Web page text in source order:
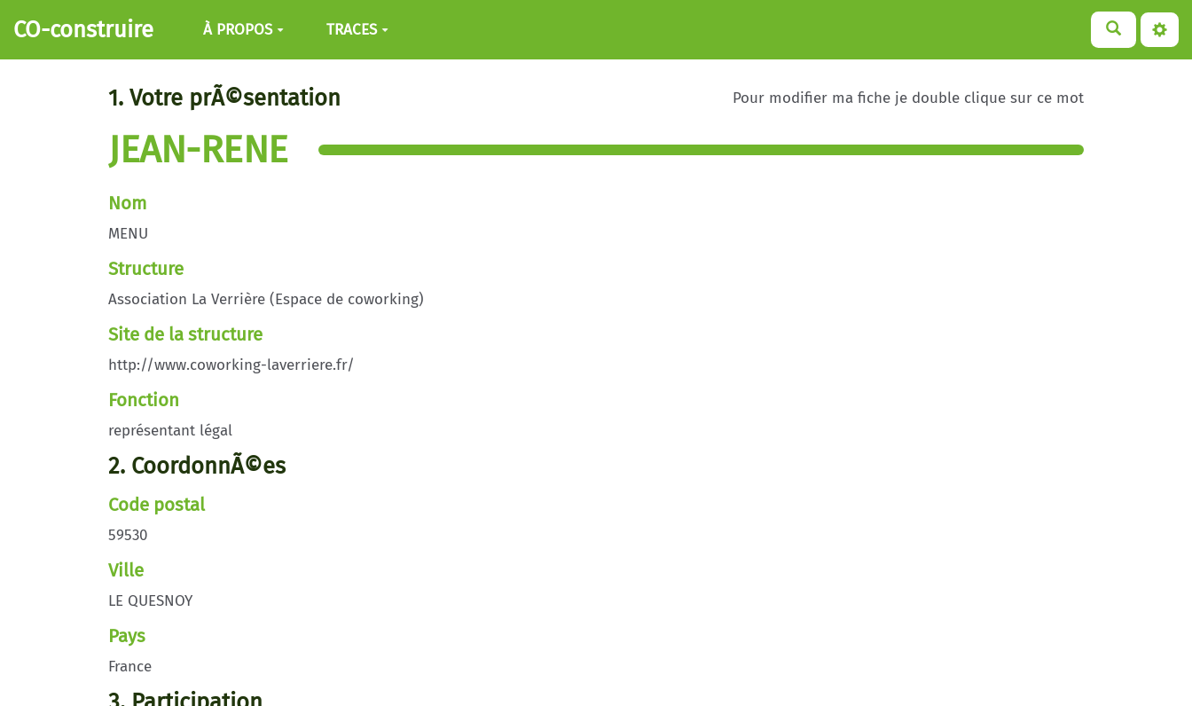
Aller au contenu principal
CO-construire À PROPOS TRACES
Pour modifier ma fiche je double clique sur ce mot
1. Votre prÃ©sentation
JEAN-RENE
Nom
MENU
Structure
Association La Verrière (Espace de coworking)
Site de la structure
http://www.coworking-laverriere.fr/
Fonction
représentant légal
2. CoordonnÃ©es
Code postal
59530
Ville
LE QUESNOY
Pays
France